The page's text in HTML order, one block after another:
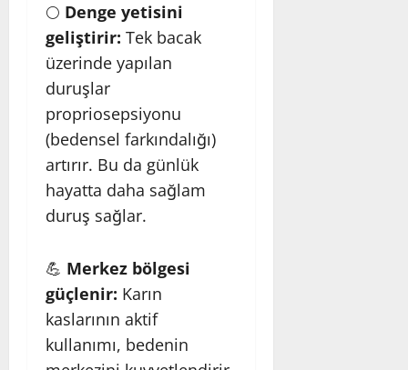
🌕 Denge yetisini
geliştirir: Tek bacak
üzerinde yapılan
duruşlar
propriosepsiyonu
(bedensel farkındalığı)
artırır. Bu da günlük
hayatta daha sağlam
duruş sağlar.
💪 Merkez bölgesi
güçlenir: Karın
kaslarının aktif
kullanımı, bedenin